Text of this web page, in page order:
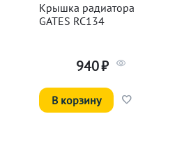
Крышка радиатора
GATES RC134
940₽
В корзину